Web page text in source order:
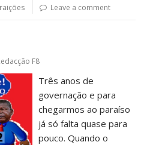
Leave a comment
F8
Três anos de
governação e para
chegarmos ao paraíso
já só falta quase para
pouco. Quando o